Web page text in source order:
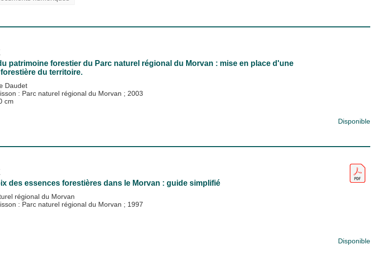
patrimoine forestier du Parc naturel régional du Morvan : mise en place d'une
du territoire.
Daudet
: Parc naturel régional du Morvan ; 2003
cm
Disponible
des essences forestières dans le Morvan : guide simplifié
régional du Morvan
: Parc naturel régional du Morvan ; 1997
Disponible